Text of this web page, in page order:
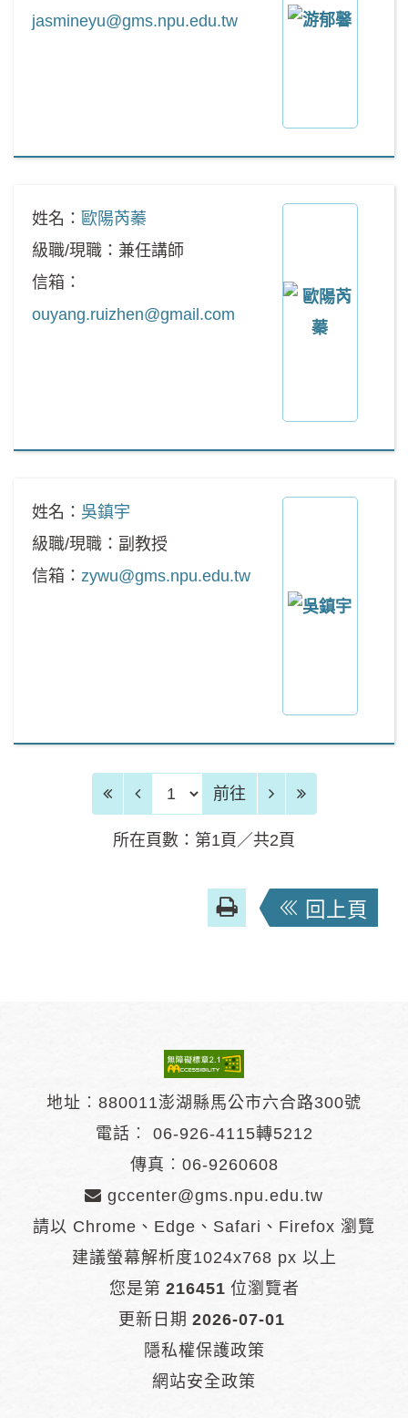
jasmineyu@gms.npu.edu.tw
姓名： 歐陽芮蓁
級職/現職：兼任講師
信箱：
ouyang.ruizhen@gmail.com
姓名： 吳鎮宇
級職/現職：副教授
信箱： zywu@gms.npu.edu.tw
前往頁 前往
所在頁數：第1頁／共2頁
友
善
回上頁
地址︰880011澎湖縣馬公市六合路300號
電話︰ 06-926-4115轉5212
傳真︰06-9260608
gccenter@gms.npu.edu.tw
請以 Chrome、Edge、Safari、Firefox 瀏覽
建議螢幕解析度1024x768 px 以上
您是第 216451 位瀏覽者
更新日期 2026-07-01
隱私權保護政策
網站安全政策